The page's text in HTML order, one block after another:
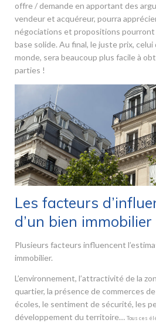
offre / demande en apportant des
vendeur et acquéreur, pourra
négociations et propositions pourront
base solide. Au final, le juste prix,
monde, sera beaucoup plus facile à
parties !
Les facteurs
d’un bien immobilier
Plusieurs facteurs influencent
immobilier.
L’environnement, l’attractivité de la
quartier, la présence de commerces
écoles, le sentiment de sécurité, les
développement du territoire… Tous ces